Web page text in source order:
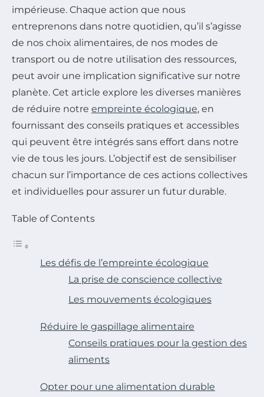
impérieuse. Chaque action que nous
entreprenons dans notre quotidien, qu’il s’agisse
de nos choix alimentaires, de nos modes de
transport ou de notre utilisation des ressources,
peut avoir une implication significative sur notre
planète. Cet article explore les diverses manières
de réduire notre empreinte écologique, en
fournissant des conseils pratiques et accessibles
qui peuvent être intégrés sans effort dans notre
vie de tous les jours. L’objectif est de sensibiliser
chacun sur l’importance de ces actions collectives
et individuelles pour assurer un futur durable.
Table of Contents
Les défis de l’empreinte écologique
La prise de conscience collective
Les mouvements écologiques
Réduire le gaspillage alimentaire
Conseils pratiques pour la gestion des
aliments
Opter pour une alimentation durable